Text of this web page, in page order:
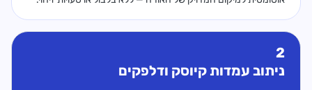
2
ניתוב עמדות קיוסק ודלפקים